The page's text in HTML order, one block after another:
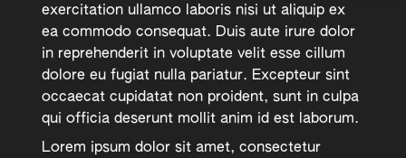
exercitation ullamco laboris nisi ut aliquip ex
ea commodo consequat. Duis aute irure dolor
in reprehenderit in voluptate velit esse cillum
dolore eu fugiat nulla pariatur. Excepteur sint
occaecat cupidatat non proident, sunt in culpa
qui officia deserunt mollit anim id est laborum.
Lorem ipsum dolor sit amet, consectetur